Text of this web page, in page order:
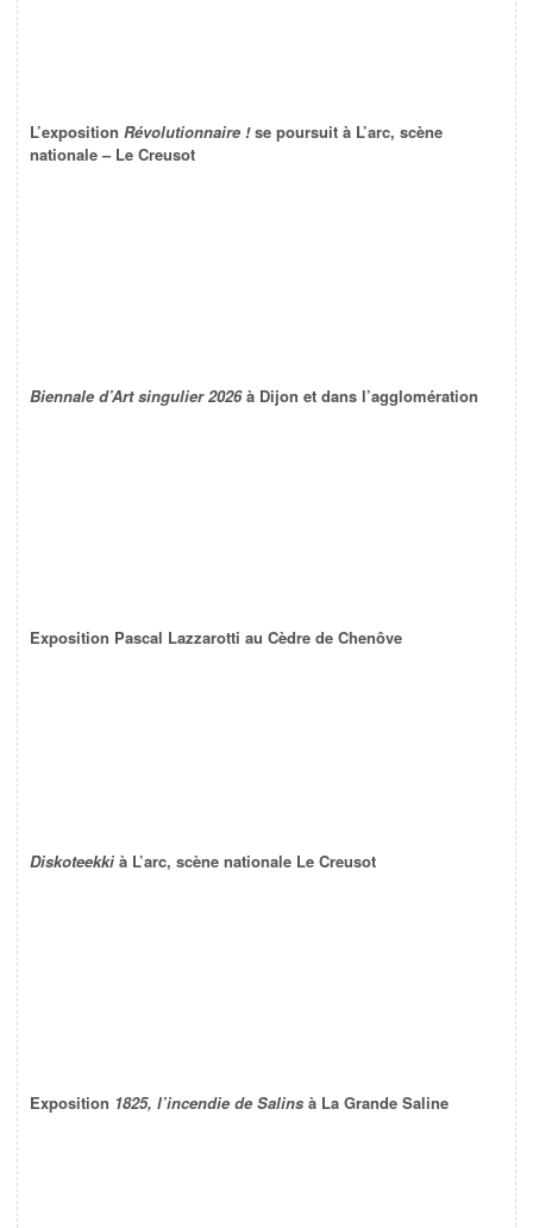
L’exposition Révolutionnaire !se poursuit à L’arc, scène
nationale – Le Creusot
Biennale d’Art singulier 2026à Dijon et dans l’agglomération
Exposition Pascal Lazzarotti au Cèdre de Chenôve
Diskoteekki à L’arc, scène nationale Le Creusot
Exposition 1825, l’incendie de Salins à La Grande Saline